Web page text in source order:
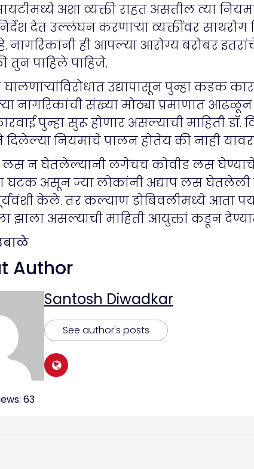
अशा व्यक्ती राहत असतील त्या
देत उल्लंघन करणाऱ्या व्यक्तींवर साथरोग
नागरिकांनी ही आपल्या आरोग्य बरोबर
तुन पाहिले पाहिजे.
उद्यापासून पुन्हा कडक
नागरिकांची संख्या मोठ्या प्रमाणात
पुन्हा सुरू होणार असल्याची माहिती डॉ.
दिलेल्या नियमांचे पालन होतेय की नाही
लस न घेतलेल्यानी लगेचच कोवीड लस
घटक असून ज्या लोकांनी अद्याप लस
केले. तर कल्याण डोंबिवलीमध्ये आता
झाला असल्याची माहिती आयुक्तां कडून
Author
Santosh Diwadkar
See author's posts
63